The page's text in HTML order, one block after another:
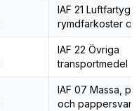
IAF 21 Luftfartyg,
rymdfarkoster
IAF 22 Övriga
transportmedel
IAF 07 Massa,
och